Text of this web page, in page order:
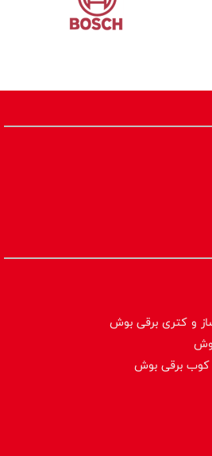
و کتری برقی بوش
برقی بوش